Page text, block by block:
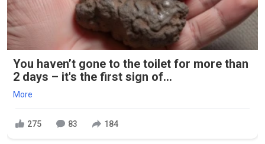
You haven’t gone to the toilet for more than
2 days – it's the first sign of...
More
275 83 184